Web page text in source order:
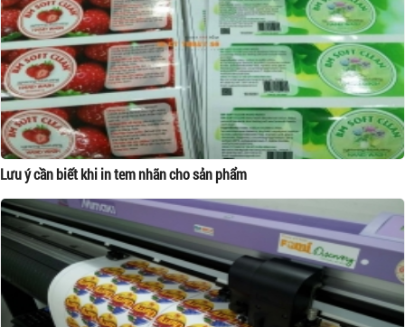
Lưu ý cần biết khi in tem nhãn cho sản phẩm